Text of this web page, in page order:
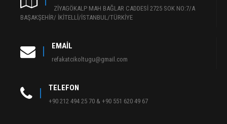
ZİYAGÖKALP MAH BAĞLAR CADDESİ 2725 SOK NO:7/A
BAŞAKŞEHİR/ İKİTELLİ/İSTANBUL/TÜRKİYE
EMAIL
refakatcikoltugu@gmail.com
TELEFON
+90 212 494 25 70 & +90 551 620 49 67